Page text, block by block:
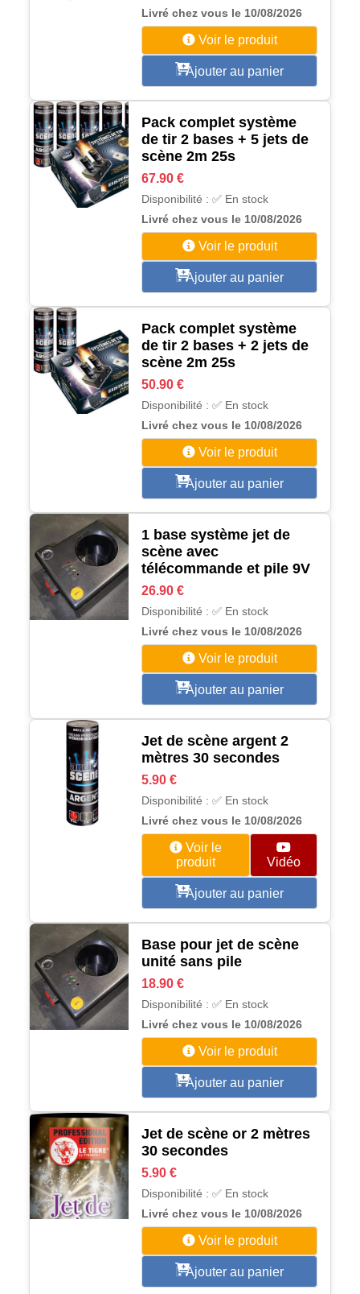
Livré chez vous le 10/08/2026
Voir le produit
Ajouter au panier
Pack complet système
de tir 2 bases + 5 jets de
scène 2m 25s
67.90 €
Disponibilité : ✅ En stock
Livré chez vous le 10/08/2026
Voir le produit
Ajouter au panier
Pack complet système
de tir 2 bases + 2 jets de
scène 2m 25s
50.90 €
Disponibilité : ✅ En stock
Livré chez vous le 10/08/2026
Voir le produit
Ajouter au panier
1 base système jet de
scène avec
télécommande et pile 9V
26.90 €
Disponibilité : ✅ En stock
Livré chez vous le 10/08/2026
Voir le produit
Ajouter au panier
Jet de scène argent 2
mètres 30 secondes
5.90 €
Disponibilité : ✅ En stock
Livré chez vous le 10/08/2026
Voir le
produit
Vidéo
Ajouter au panier
Base pour jet de scène
unité sans pile
18.90 €
Disponibilité : ✅ En stock
Livré chez vous le 10/08/2026
Voir le produit
Ajouter au panier
Jet de scène or 2 mètres
30 secondes
5.90 €
Disponibilité : ✅ En stock
Livré chez vous le 10/08/2026
Voir le produit
Ajouter au panier